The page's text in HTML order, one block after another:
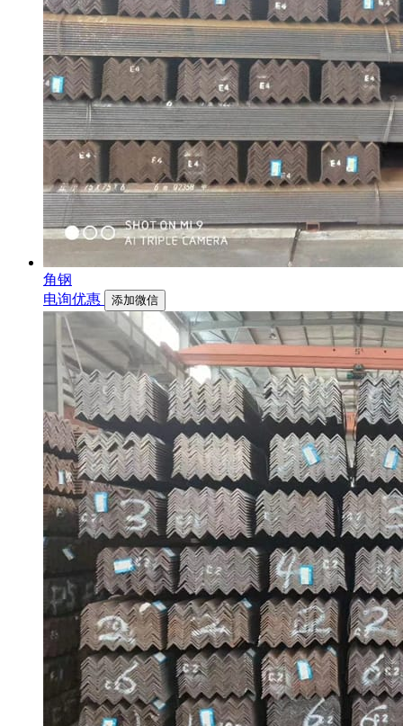
角钢
电询优惠
添加微信